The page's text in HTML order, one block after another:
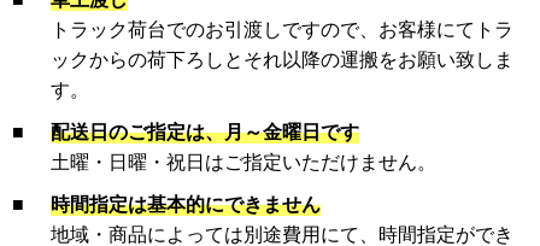
トラック荷台でのお引渡しですので、お客様にてトラ
ックからの荷下ろしとそれ以降の運搬をお願い致しま
す。
■
配送日のご指定は、月～金曜日です
土曜・日曜・祝日はご指定いただけません。
■
時間指定は基本的にできません
地域・商品によっては別途費用にて、時間指定ができ